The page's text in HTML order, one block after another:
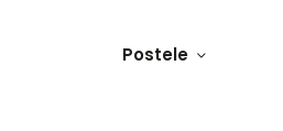
Postele